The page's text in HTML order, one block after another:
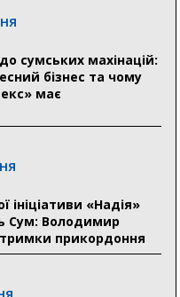
із Німеччини
Хрестом про нові
для Сумської
Як допомогти
відновитися
підтримку
сумських махінацій:
бізнес та чому
має
«Надія»
Сум: Володимир
прикордоння